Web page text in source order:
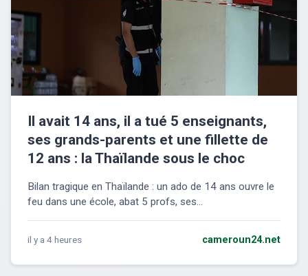
Il avait 14 ans, il a tué 5 enseignants,
ses grands-parents et une fillette de
12 ans : la Thaïlande sous le choc
Bilan tragique en Thaïlande : un ado de 14 ans ouvre le
feu dans une école, abat 5 profs, ses...
il y a 4 heures cameroun24.net